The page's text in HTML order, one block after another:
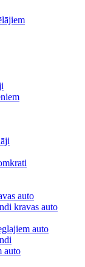
auto
kravas auto
auto
auto